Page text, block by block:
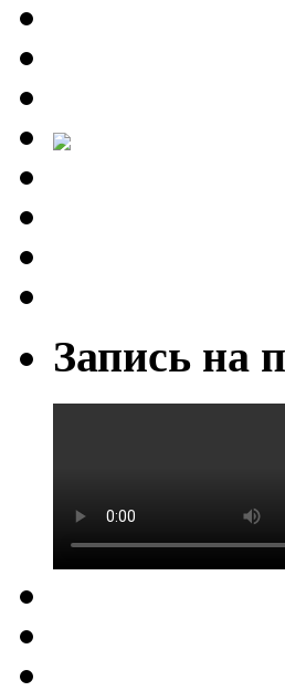
Запись на